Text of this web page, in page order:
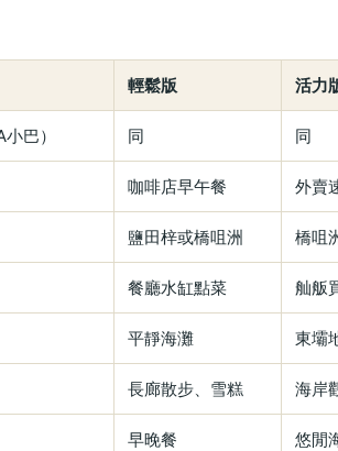
輕鬆版 活力
巴） 同 同
咖啡店早午餐 外賣
鹽田梓或橋咀洲 橋咀
餐廳水缸點菜 舢舨
平靜海灘 東壩
長廊散步、雪糕 海岸
早晚餐 悠閒